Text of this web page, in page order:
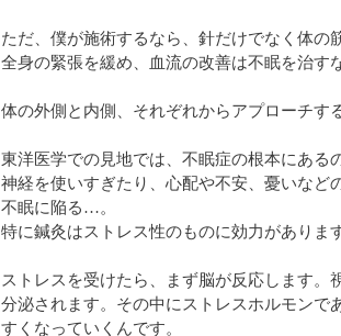
ただ、僕が施術するなら、針だけでなく体の
全身の緊張を緩め、血流の改善は不眠を治す
体の外側と内側、それぞれからアプローチす
東洋医学での見地では、不眠症の根本にある
神経を使いすぎたり、心配や不安、憂いなど
不眠に陥る…。
特に鍼灸はストレス性のものに効力があります
ストレスを受けたら、まず脳が反応します
分泌されます。その中にストレスホルモンで
すくなっていくんです。